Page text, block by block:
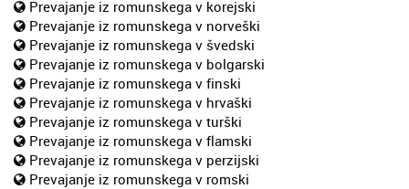
Prevajanje iz romunskega v korejski
Prevajanje iz romunskega v norveški
Prevajanje iz romunskega v švedski
Prevajanje iz romunskega v bolgarski
Prevajanje iz romunskega v finski
Prevajanje iz romunskega v hrvaški
Prevajanje iz romunskega v turški
Prevajanje iz romunskega v flamski
Prevajanje iz romunskega v perzijski
Prevajanje iz romunskega v romski